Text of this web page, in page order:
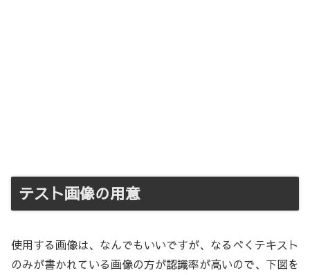
テスト画像の用意
使用する画像は、なんでもいいですが、なるべくテキスト
のみが書かれている画像の方が認識率が高いので、下図を